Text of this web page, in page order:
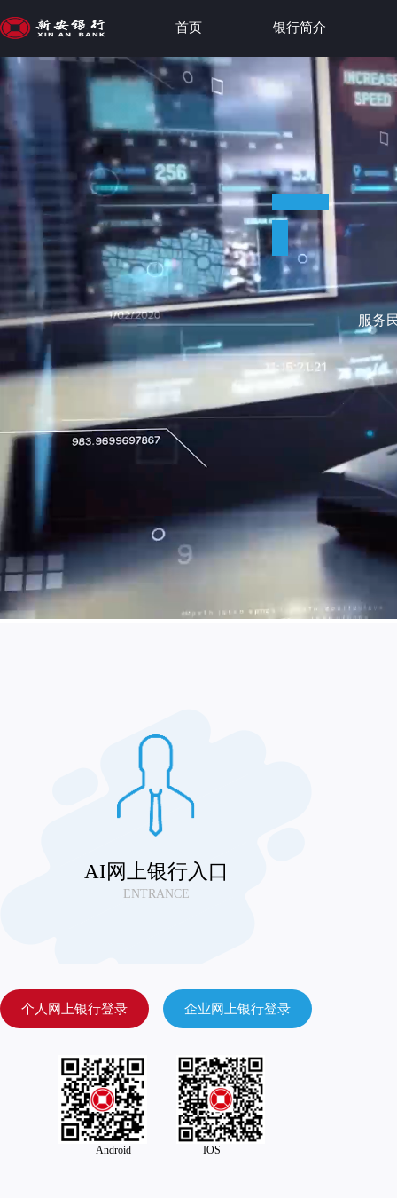
首页 银行简介
服务
AI网上银行入口
ENTRANCE
个人网上银行登录 企业网上银行登录
Android IOS